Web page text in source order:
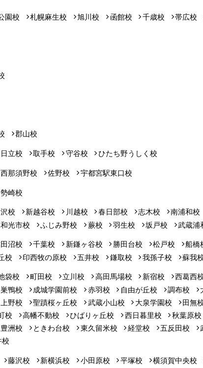
園校 札幌麻生校 旭川校 函館校 千歳校 帯広校
郡山校
日立校 取手校 守谷校 ひたち野うしく校
西那須野校 佐野校 宇都宮駅東口校
崎校
校 新越谷校 川越校 春日部校 志木校 南浦和校
和光市校 ふじみ野校 蕨校 羽生校 坂戸校 武蔵浦
沼校 千葉校 新鎌ヶ谷校 勝田台校 松戸校 船橋
校 印西牧の原校 五井校 鎌取校 我孫子校 蘇我
袋校 町田校 立川校 高田馬場校 新宿校 西葛西
巣鴨校 成城学園前校 赤羽校 自由が丘校 調布校
上野校 聖蹟桜ヶ丘校 武蔵小山校 大泉学園校 田無
校 高幡不動校 ひばりヶ丘校 西日暮里校 秋葉原校
豊洲校 ときわ台校 東久留米校 経堂校 五反田校
校
藤沢校 新横浜校 小田原校 平塚校 横須賀中央校